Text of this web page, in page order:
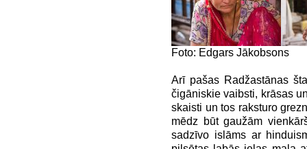
Foto: Edgars Jākobsons
Arī pašas Radžastānas
čigāniskie vaibsti, krāsas
skaisti un tos raksturo
mēdz būt gaužām
sadzīvo islāms ar